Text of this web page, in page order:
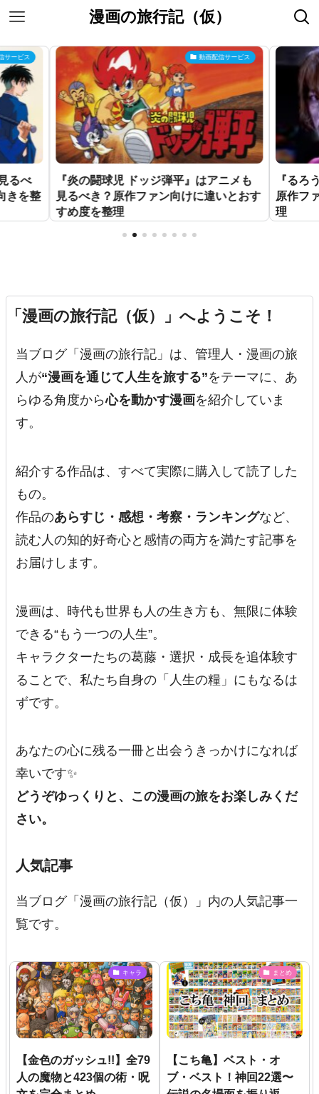
漫画の旅行記（仮）
サービス
るべ
きを整
動画配信サービス
『炎の闘球児 ドッジ弾平』はアニメも
見るべき？原作ファン向けに違いとおす
すめ度を整理
『るろ
原作フ
理
「漫画の旅行記（仮）」へようこそ！
当ブログ「漫画の旅行記」は、管理人・漫画の旅
人が“漫画を通じて人生を旅する”をテーマに、あ
らゆる角度から心を動かす漫画を紹介していま
す。
紹介する作品は、すべて実際に購入して読了した
もの。
作品のあらすじ・感想・考察・ランキングなど、
読む人の知的好奇心と感情の両方を満たす記事を
お届けします。
漫画は、時代も世界も人の生き方も、無限に体験
できる“もう一つの人生”。
キャラクターたちの葛藤・選択・成長を追体験す
ることで、私たち自身の「人生の糧」にもなるは
ずです。
あなたの心に残る一冊と出会うきっかけになれば
幸いです✨
どうぞゆっくりと、この漫画の旅をお楽しみくだ
さい。
人気記事
当ブログ「漫画の旅行記（仮）」内の人気記事一
覧です。
キャラ
【金色のガッシュ!!】全79
人の魔物と423個の術・呪
まとめ
【こち亀】ベスト・オ
ブ・ベスト！神回22選〜